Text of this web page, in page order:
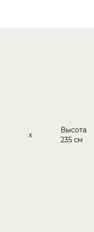
x
Высота
235 см